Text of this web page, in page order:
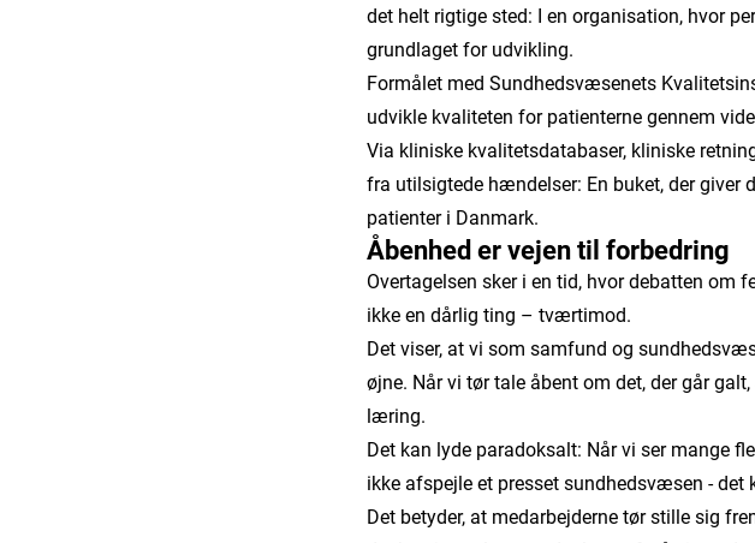
det helt rigtige sted: I en organisation, hvor
grundlaget for udvikling.
Formålet med Sundhedsvæsenets
udvikle kvaliteten for patienterne gennem
Via kliniske kvalitetsdatabaser, kliniske
fra utilsigtede hændelser: En buket, der
patienter i Danmark.
Åbenhed er vejen til forbedring
Overtagelsen sker i en tid, hvor debatten om
ikke en dårlig ting – tværtimod.
Det viser, at vi som samfund og
øjne. Når vi tør tale åbent om det, der går
læring.
Det kan lyde paradoksalt: Når vi ser mange
ikke afspejle et presset sundhedsvæsen -
Det betyder, at medarbejderne tør stille sig